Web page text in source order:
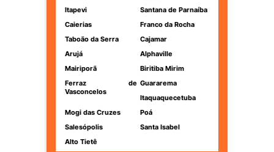
Itapevi
Santana de Parnaíba
Caierias
Franco da Rocha
Taboão da Serra
Cajamar
Arujá
Alphaville
Mairiporã
Biritiba Mirim
Ferraz de
Vasconcelos
Guararema
Itaquaquecetuba
Mogi das Cruzes
Poá
Salesópolis
Santa Isabel
Alto Tietê